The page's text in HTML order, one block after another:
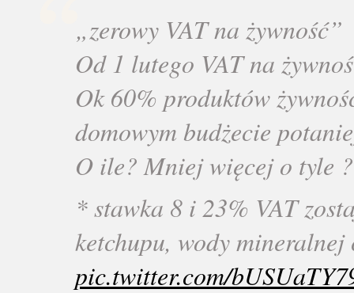
„zerowy VAT na żywność”
Od 1 lutego VAT na
Ok 60% produktów
domowym budżecie
O ile? Mniej więcej o tyle ?
* stawka 8 i 23% VAT
ketchupu, wody
pic.twitter.com/